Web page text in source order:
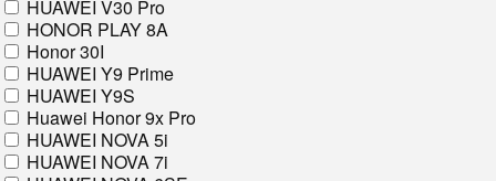
HUAWEI V30 Pro
HONOR PLAY 8A
Honor 30I
HUAWEI Y9 Prime
HUAWEI Y9S
Huawei Honor 9x Pro
HUAWEI NOVA 5i
HUAWEI NOVA 7i